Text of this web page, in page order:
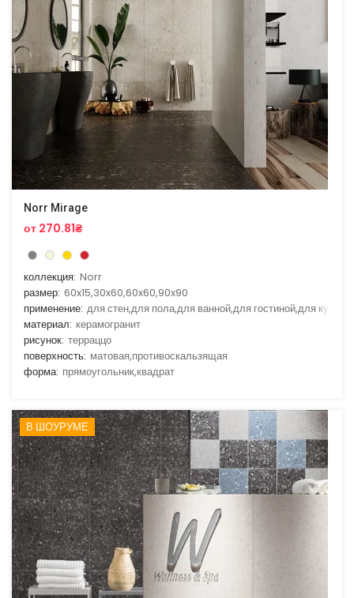
Norr Mirage
от 270.81₴
коллекция: Norr
размер: 60x15,30x60,60x60,90x90
применение: для стен,для пола,для ванной,для гостиной,для кухни
материал: керамогранит
рисунок: терраццо
поверхность: матовая,противоскальзящая
форма: прямоугольник,квадрат
В ШОУРУМЕ